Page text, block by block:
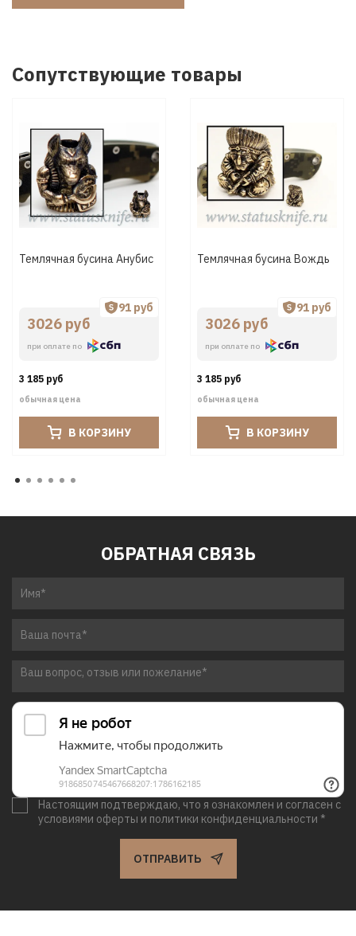
Сопутствующие товары
Темлячная бусина Анубис
3026 руб
при оплате по
91 руб
3 185 руб
обычная цена
В КОРЗИНУ
Темлячная бусина Вождь
3026 руб
при оплате по
91 руб
3 185 руб
обычная цена
В КОРЗИНУ
ОБРАТНАЯ СВЯЗЬ
Настоящим подтверждаю, что я ознакомлен и согласен с
условиями оферты и политики конфиденциальности *
ОТПРАВИТЬ